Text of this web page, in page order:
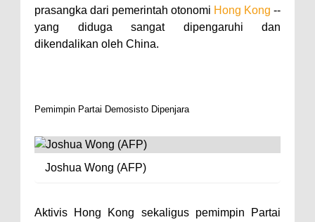
prasangka dari pemerintah otonomi Hong Kong --
yang diduga sangat dipengaruhi dan
dikendalikan oleh China.
Pemimpin Partai Demosisto Dipenjara
Joshua Wong (AFP)
Aktivis Hong Kong sekaligus pemimpin Partai